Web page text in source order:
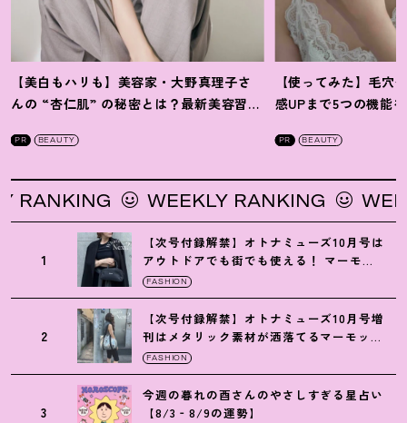
【美白もハリも】美容家・大野真理子さ
んの “杏仁肌” の秘密とは ？ 最新美容習慣
PR BEAUTY
【使ってみた】毛穴
感UPまで5つの機能
PR BEAUTY
WEEKLY RANKING
1
【次号付録解禁】オトナミューズ10月号は
アウトドアでも街でも使える ！ マーモッ
トの黒ショルダー
FASHION
2
【次号付録解禁】オトナミューズ10月号増
刊はメタリック素材が洒落てるマーモット
の保冷バッグ
FASHION
3
今週の暮れの酉さんのやさしすぎる星占い
【8/3‐8/9の運勢】